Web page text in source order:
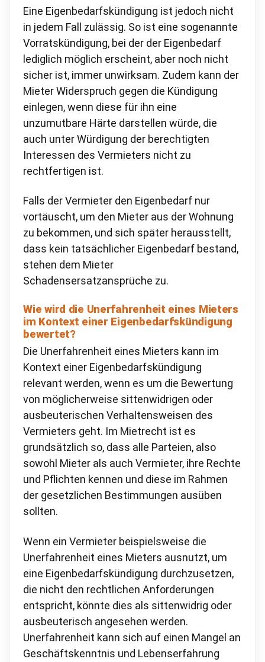
Eine Eigenbedarfskündigung ist jedoch nicht
in jedem Fall zulässig. So ist eine sogenannte
Vorratskündigung, bei der der Eigenbedarf
lediglich möglich erscheint, aber noch nicht
sicher ist, immer unwirksam. Zudem kann der
Mieter Widerspruch gegen die Kündigung
einlegen, wenn diese für ihn eine
unzumutbare Härte darstellen würde, die
auch unter Würdigung der berechtigten
Interessen des Vermieters nicht zu
rechtfertigen ist.
Falls der Vermieter den Eigenbedarf nur
vortäuscht, um den Mieter aus der Wohnung
zu bekommen, und sich später herausstellt,
dass kein tatsächlicher Eigenbedarf bestand,
stehen dem Mieter
Schadensersatzansprüche zu.
Wie wird die Unerfahrenheit eines Mieters
im Kontext einer Eigenbedarfskündigung
bewertet?
Die Unerfahrenheit eines Mieters kann im
Kontext einer Eigenbedarfskündigung
relevant werden, wenn es um die Bewertung
von möglicherweise sittenwidrigen oder
ausbeuterischen Verhaltensweisen des
Vermieters geht. Im Mietrecht ist es
grundsätzlich so, dass alle Parteien, also
sowohl Mieter als auch Vermieter, ihre Rechte
und Pflichten kennen und diese im Rahmen
der gesetzlichen Bestimmungen ausüben
sollten.
Wenn ein Vermieter beispielsweise die
Unerfahrenheit eines Mieters ausnutzt, um
eine Eigenbedarfskündigung durchzusetzen,
die nicht den rechtlichen Anforderungen
entspricht, könnte dies als sittenwidrig oder
ausbeuterisch angesehen werden.
Unerfahrenheit kann sich auf einen Mangel an
Geschäftskenntnis und Lebenserfahrung